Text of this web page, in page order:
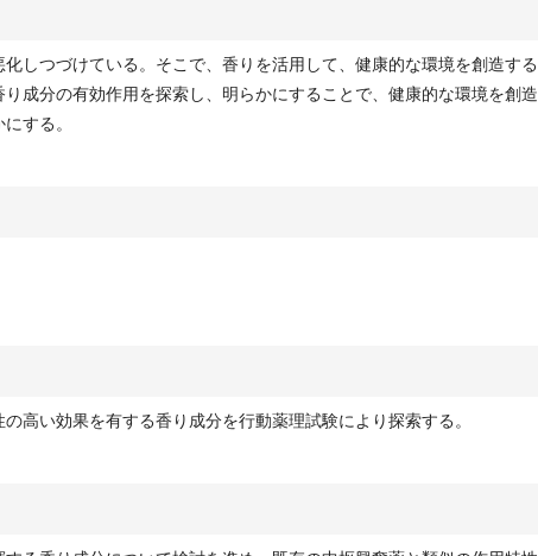
しつづけている。そこで、香りを活用して、健康的な環境を創造する
成分の有効作用を探索し、明らかにすることで、健康的な環境を創造
する。
高い効果を有する香り成分を行動薬理試験により探索する。